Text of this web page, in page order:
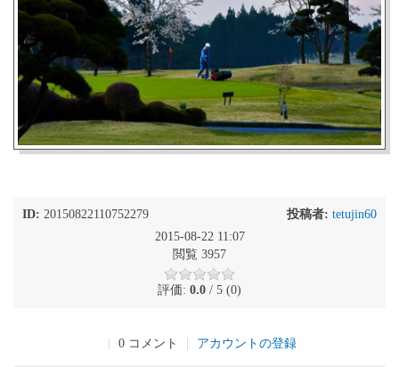
ID: 20150822110752279 投稿者: tetujin60
2015-08-22 11:07
閲覧 3957
評価: 0.0 / 5 (0)
0 コメント アカウントの登録